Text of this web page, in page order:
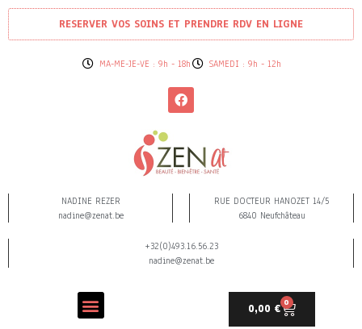
RESERVER VOS SOINS ET PRENDRE RDV EN LIGNE
MA-ME-JE-VE : 9h - 18h SAMEDI : 9h - 12h
NADINE REZER
nadine@zenat.be
RUE DOCTEUR HANOZET 14/5
6840 Neufchâteau
+32(0)493.16.56.23
nadine@zenat.be
0,00 €
0